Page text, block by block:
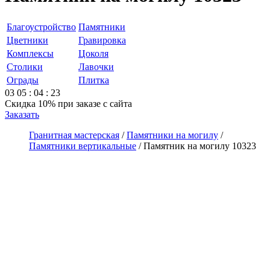
Благоустройство Памятники
Цветники
Гравировка
Комплексы
Цоколя
Столики
Лавочки
Ограды
Плитка
03 05 : 04 : 23
Скидка 10% при заказе с сайта
Заказать
Гранитная мастерская /Памятники на могилу /
Памятники вертикальные /Памятник на могилу 10323